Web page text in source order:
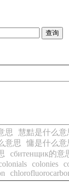
思
慧黠是什么意
意思
慵是什么意
сбитенщик的意
colonies